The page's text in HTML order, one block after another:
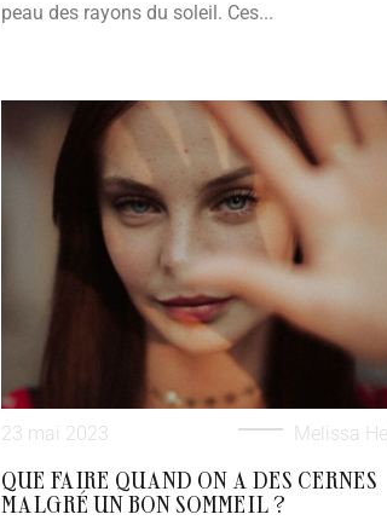
peau des rayons du soleil. Ces...
23 mai 2023 Melissa
QUE FAIRE QUAND ON A DES CERNES
MALGRÉ UN BON SOMMEIL ?